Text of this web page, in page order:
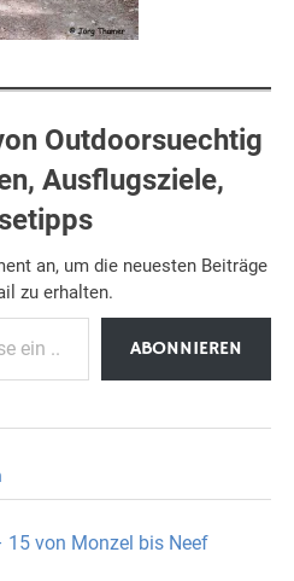
Outdoorsuechtig
Ausflugsziele,
an, um die neuesten Beiträge
zu erhalten.
ABONNIEREN
15 von Monzel bis Neef